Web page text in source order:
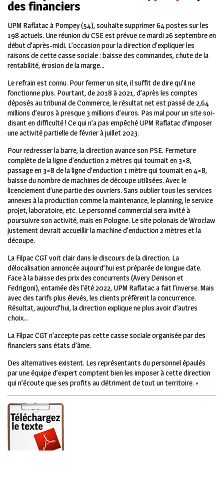
des financiers
UPM Raflatac à Pompey (54), souhaite supprimer 64 postes sur les
198 actuels. Une réunion du CSE est prévue ce mardi 26 septembre en
début d’après-midi. L’occasion pour la direction d’expliquer les
raisons de cette casse sociale : baisse des commandes, chute de la
rentabilité, érosion de la marge…
Le refrain est connu. Pour fermer un site, il suffit de dire qu’il ne
fonctionne plus. Pourtant, de 2018 à 2021, d’après les comptes
déposés au tribunal de Commerce, le résultat net est passé de 2,64
millions d’euros à presque 3 millions d’euros. Pas mal pour un site soi-
disant en difficulté ! Ce qui n’a pas empêché UPM Raflatac d’imposer
une activité partielle de février à juillet 2023.
Pour redresser la barre, la direction avance son PSE. Fermeture
complète de la ligne d’enduction 2 mètres qui tournait en 3×8,
passage en 3×8 de la ligne d’enduction 1 mètre qui tournait en 4×8,
baisse du nombre de machines de découpe utilisées. Avec le
licenciement d’une partie des ouvriers. Sans oublier tous les services
annexes à la production comme la maintenance, le planning, le service
projet, laboratoire, etc. Le personnel commercial sera invité à
poursuivre son activité, mais en Pologne. Le site polonais de Wroclaw
justement devrait accueillir la machine d’enduction 2 mètres et la
découpe.
La Filpac CGT voit clair dans le discours de la direction. La
délocalisation annoncée aujourd’hui est préparée de longue date.
Face à la baisse des prix des concurrents (Avery Denison et
Fedrigoni), entamée dès l’été 2022, UPM Raflatac a fait l’inverse. Mais
avec des tarifs plus élevés, les clients préfèrent la concurrence.
Résultat, aujourd’hui, la direction explique ne plus avoir d’autres
choix…
La Filpac CGT n’accepte pas cette casse sociale organisée par des
financiers sans états d’âme.
Des alternatives existent. Les représentants du personnel épaulés
par une équipe d’expert comptent bien les imposer à cette direction
qui n’écoute que ses profits au détriment de tout un territoire. •